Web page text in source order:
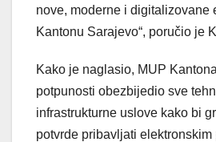
nove, moderne i digitalizovane
Kantonu Sarajevo“, poručio je
Kako je naglasio, MUP
potpunosti obezbijedio sve
infrastrukturne uslove kako bi
potvrde pribavljati elektronskim